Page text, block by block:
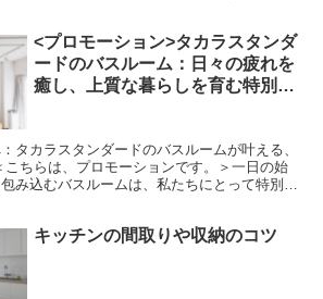
<プロモーション>タカラスタンダ
ードのバスルーム：日々の疲れを
癒し、上質な暮らしを育む特別な
タカラスタンダードのバスルームが叶える、
こちらは、プロモーションです。＞一日の始
み込むバスルームは、私たちにとって特別な
キッチンの間取りや収納のコツ